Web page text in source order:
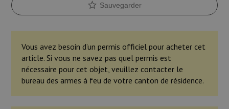
Sauvegarder
Vous avez besoin d’un permis officiel pour acheter cet
article. Si vous ne savez pas quel permis est
nécessaire pour cet objet, veuillez contacter le
bureau des armes à feu de votre canton de résidence.